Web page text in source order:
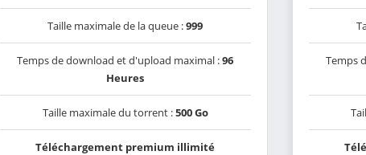
Taille maximale de la queue :999
Temps de download et d'upload maximal :96
Heures
Taille maximale du torrent :500 Go
Téléchargement premium illimité
Temps